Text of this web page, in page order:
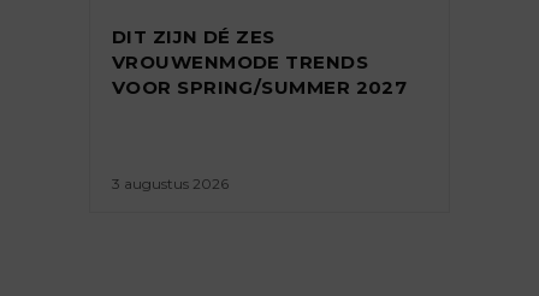
DIT ZIJN DÉ ZES
VROUWENMODE TRENDS
VOOR SPRING/SUMMER 2027
3 augustus 2026